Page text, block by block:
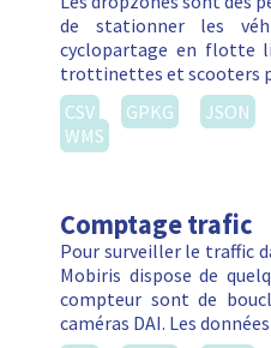
de stationner les
cyclopartage en flotte
trottinettes et scooters
CSV
GPKG JSON
WMS
Comptage trafic
Pour surveiller le traffic
Mobiris dispose de
compteur sont de
caméras DAI. Les